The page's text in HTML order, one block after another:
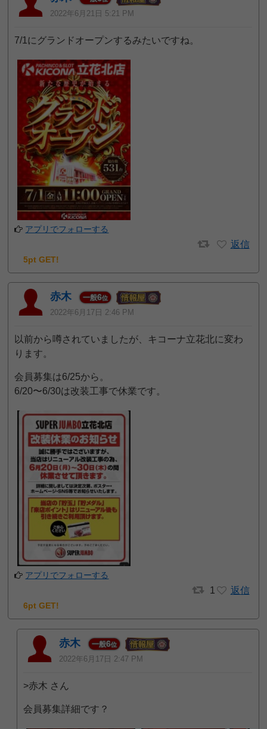
2022年6月21日 5:21 PM
7/1にグランドオープンするみたいですね。
アプリでフォローする
返信
5pt GET!
赤木 一般6位
2022年6月17日 2:46 PM
以前から噂されていましたが、キコーナ立花北に変わ
ります。
会員募集は6/25から。
6/20〜6/30は改装工事で休業です。
アプリでフォローする
1 返信
6pt GET!
赤木 一般6位
2022年6月17日 2:47 PM
>赤木 さん
会員募集詳細です？